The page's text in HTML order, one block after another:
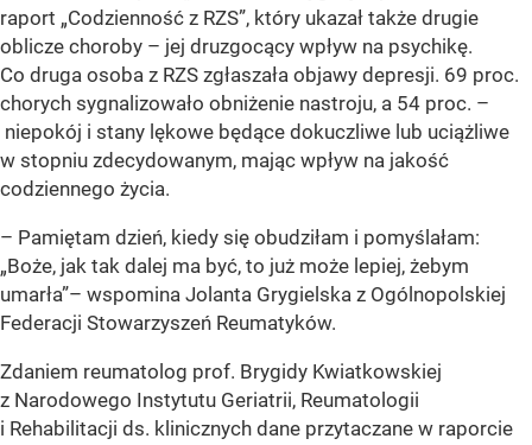
raport „Codzienność z RZS”, który ukazał także drugie
oblicze choroby – jej druzgocący wpływ na psychikę.
Co druga osoba z RZS zgłaszała objawy depresji. 69 proc.
chorych sygnalizowało obniżenie nastroju, a 54 proc. –
niepokój i stany lękowe będące dokuczliwe lub uciążliwe
w stopniu zdecydowanym, mając wpływ na jakość
codziennego życia.
– Pamiętam dzień, kiedy się obudziłam i pomyślałam:
„Boże, jak tak dalej ma być, to już może lepiej, żebym
umarła”– wspomina Jolanta Grygielska z Ogólnopolskiej
Federacji Stowarzyszeń Reumatyków.
Zdaniem reumatolog prof. Brygidy Kwiatkowskiej
z Narodowego Instytutu Geriatrii, Reumatologii
i Rehabilitacji ds. klinicznych dane przytaczane w raporcie